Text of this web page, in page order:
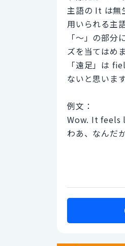
主語の It は無
用いられる主語
「〜」の部
ズを当てはめ
「遠足」は
ないと思いま
例文：
Wow. It feels
わあ、なんだ